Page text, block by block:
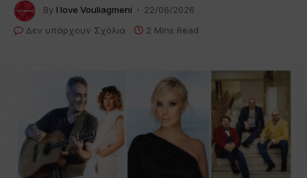
By I love Vouliagmeni
22/06/2026
Δεν υπάρχουν Σχόλια
2 Mins Read